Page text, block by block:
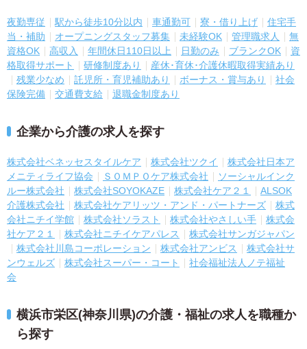
夜勤専従 駅から徒歩10分以内 車通勤可 寮・借り上げ
住宅手
当・補助
オープニングスタッフ募集 未経験OK 管理職求人
無
資格OK
高収入 年間休日110日以上 日勤のみ ブランクOK
資
格取得サポート
研修制度あり
産休･育休･介護休暇取得実績あり
残業少なめ
託児所・育児補助あり ボーナス・賞与あり
社会
保険完備
交通費支給 退職金制度あり
企業から介護の求人を探す
株式会社ベネッセスタイルケア 株式会社ツクイ
株式会社日本ア
メニティライフ協会
ＳＯＭＰＯケア株式会社
ソーシャルインク
ルー株式会社
株式会社SOYOKAZE 株式会社ケア２１
ALSOK
介護株式会社
株式会社ケアリッツ・アンド・パートナーズ
株式
会社ニチイ学館
株式会社ソラスト 株式会社やさしい手
株式会
社ケア２１
株式会社ニチイケアパレス
株式会社サンガジャパン
株式会社川島コーポレーション
株式会社アンビス
株式会社サ
ンウェルズ
株式会社スーパー・コート
社会福祉法人ノテ福祉
会
横浜市栄区(神奈川県)の介護・福祉の求人を職種か
ら探す